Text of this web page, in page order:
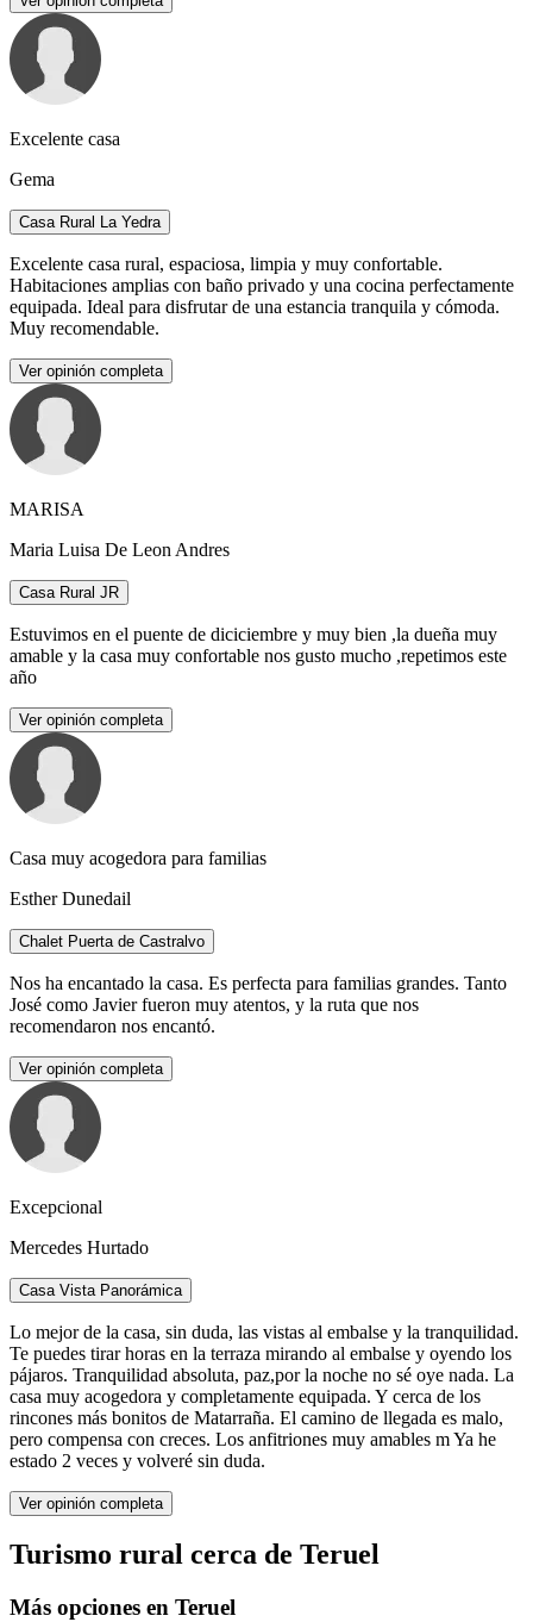
Excelente casa
Gema
Casa Rural La Yedra
Excelente casa rural, espaciosa, limpia y muy confortable.
Habitaciones amplias con baño privado y una cocina perfectamente
equipada. Ideal para disfrutar de una estancia tranquila y cómoda.
Muy recomendable.
Ver opinión completa
MARISA
Maria Luisa De Leon Andres
Casa Rural JR
Estuvimos en el puente de diciciembre y muy bien ,la dueña muy
amable y la casa muy confortable nos gusto mucho ,repetimos este
año
Ver opinión completa
Casa muy acogedora para familias
Esther Dunedail
Chalet Puerta de Castralvo
Nos ha encantado la casa. Es perfecta para familias grandes. Tanto
José como Javier fueron muy atentos, y la ruta que nos
recomendaron nos encantó.
Ver opinión completa
Excepcional
Mercedes Hurtado
Casa Vista Panorámica
Lo mejor de la casa, sin duda, las vistas al embalse y la tranquilidad.
Te puedes tirar horas en la terraza mirando al embalse y oyendo los
pájaros. Tranquilidad absoluta, paz,por la noche no sé oye nada. La
casa muy acogedora y completamente equipada. Y cerca de los
rincones más bonitos de Matarraña. El camino de llegada es malo,
pero compensa con creces. Los anfitriones muy amables m Ya he
estado 2 veces y volveré sin duda.
Ver opinión completa
Turismo rural cerca de Teruel
Más opciones en Teruel